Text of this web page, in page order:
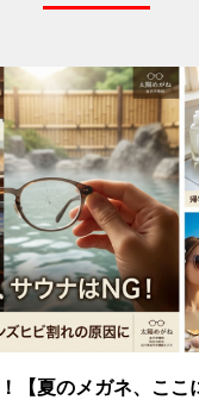
【夏のメガネ、ここ